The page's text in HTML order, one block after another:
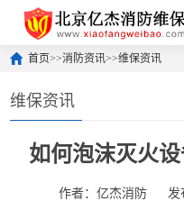
首页>>消防资讯>>维保资讯
维保资讯
如何泡沫灭火
作者：亿杰消防 发